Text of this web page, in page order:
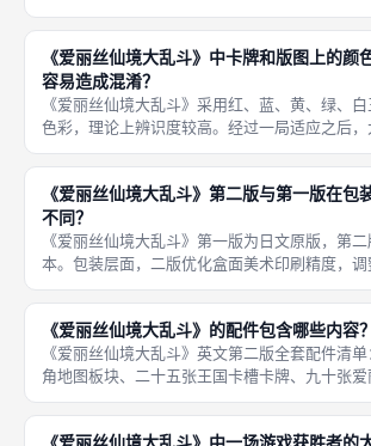
丽丝卡牌妄想症特效、神秘森林、攻击中、远
判定条件，各类特殊效果互相联动，新手很难
完全零基
《爱丽丝仙境大乱斗》中卡牌和版图上的颜
容易造成混淆？
《爱丽丝仙境大乱斗》采用红、蓝、黄、绿、
色彩，理论上辨识度较高。经过一局适应之后
悉色彩对应关系。但是游戏同时在王国卡槽卡
图区域、资源代币大量复用这五种颜色，新手
淆：分不清
《爱丽丝仙境大乱斗》第二版与第一版在包
不同？
《爱丽丝仙境大乱斗》第一版为日文原版，第
本。包装层面，二版优化盒面美术印刷精度，
断布局；规则层面，修正大量原版文字歧义语
时机、攻击中、神秘森林入侵细节；平衡性层
偏弱的爱丽
《爱丽丝仙境大乱斗》的配件包含哪些内容？
《爱丽丝仙境大乱斗》英文第二版全套配件清
角地图板块、二十五张王国卡槽卡牌、九十张
十枚领土标记、六十枚各类资源代币、四十枚
玩家标记、官方规则说明书。原版没有配套牌